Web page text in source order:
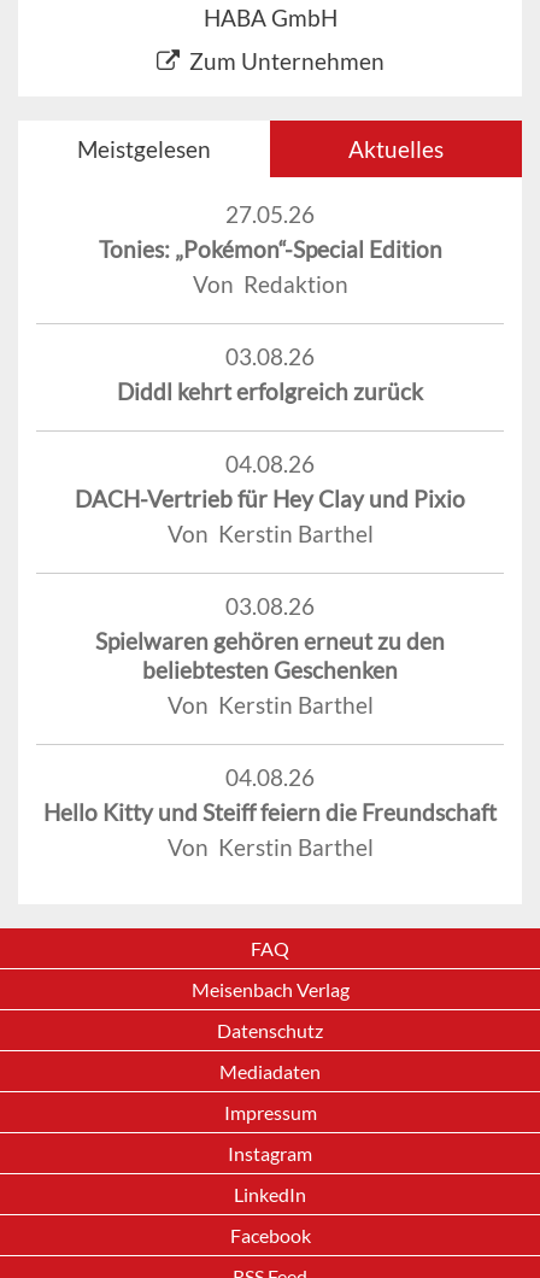
HABA GmbH
Zum Unternehmen
Meistgelesen Aktuelles
27.05.26
Tonies: „Pokémon“-Special Edition
Von Redaktion
03.08.26
Diddl kehrt erfolgreich zurück
04.08.26
DACH-Vertrieb für Hey Clay und Pixio
Von Kerstin Barthel
03.08.26
Spielwaren gehören erneut zu den
beliebtesten Geschenken
Von Kerstin Barthel
04.08.26
Hello Kitty und Steiff feiern die Freundschaft
Von Kerstin Barthel
FAQ
Meisenbach Verlag
Datenschutz
Mediadaten
Impressum
Instagram
LinkedIn
Facebook